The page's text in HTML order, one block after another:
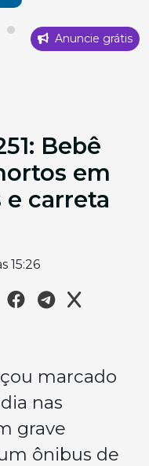
Anuncie grátis
Bebê
em
carreta
15:26
marcado
nas
grave
ônibus de